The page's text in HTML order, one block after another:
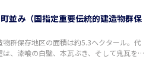
並み（国指定重要伝統的建造物群保
物群保存地区の面積は約5.3ヘクタール。代
は、漆喰の白壁、本瓦ぶき、そして鬼瓦を両